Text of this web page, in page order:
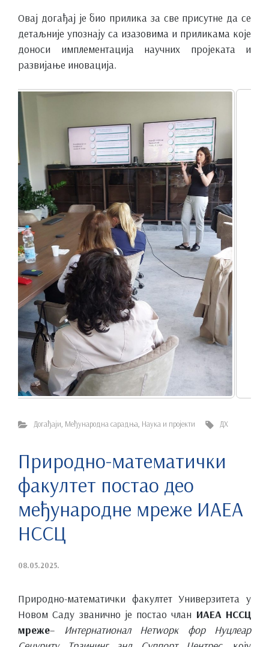
Овај догађај је био прилика за све присутне да се
детаљније упознају са изазовима и приликама које
доноси имплементација научних пројеката и
развијање иновација.
Догађаји, Међународна сарадња, Наука и пројекти ДХ
Природно-математички
факултет постао део
међународне мреже ИАЕА
НССЦ
08.05.2025.
Природно-математички факултет Универзитета у
Новом Саду званично је постао члан ИАЕА НССЦ
мреже–
Интернатионал Нетwорк фор Нуцлеар